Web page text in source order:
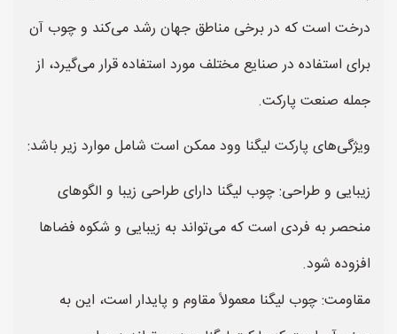
درخت است که در برخی مناطق جهان رشد می‌کند و چوب آن
برای استفاده در صنایع مختلف مورد استفاده قرار می‌گیرد، از
جمله صنعت پارکت.
ویژگی‌های پارکت لیگنا وود ممکن است شامل موارد زیر باشد:
زیبایی و طراحی: چوب لیگنا دارای طراحی زیبا و الگوهای
منحصر به فردی است که می‌تواند به زیبایی و شکوه فضاها
افزوده شود.
مقاومت: چوب لیگنا معمولاً مقاوم و پایدار است، این به